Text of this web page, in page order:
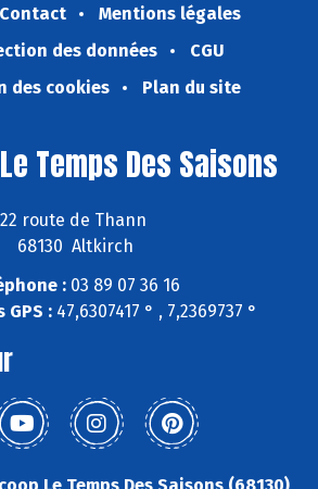
Contact
Mentions légales
des données
CGU
des cookies
Plan du site
Temps Des Saisons
22 route de Thann
68130 Altkirch
: 03 89 07 36 16
GPS :47,6307417 ° , 7,2369737 °